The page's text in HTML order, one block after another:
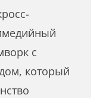
с
который